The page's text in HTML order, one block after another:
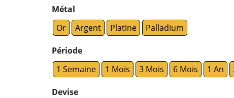
Métal
Or
Argent Platine Palladium
Période
1 Semaine
1 Mois 3 Mois 6 Mois 1 An
Devise